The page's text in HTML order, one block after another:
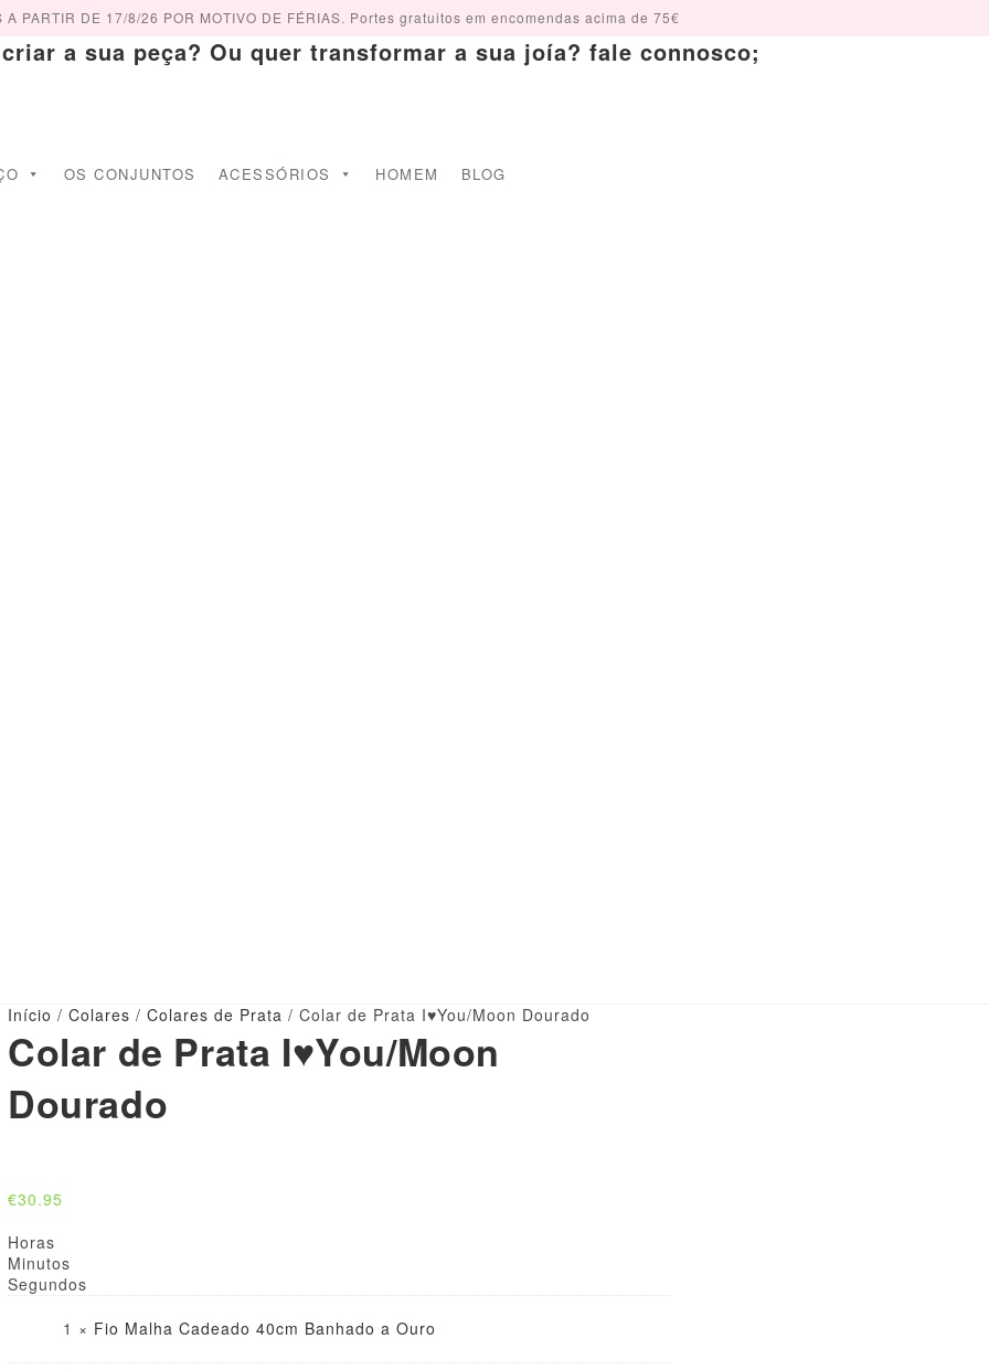
A PARTIR DE 17/8/26 POR MOTIVO DE FÉRIAS. Portes gratuitos em encomendas acima de 75€
a sua peça? Ou quer transformar a sua joía? fale connosco;
OS CONJUNTOS ACESSÓRIOS HOMEM BLOG
Início / Colares / Colares de Prata / Colar de Prata I♥You/Moon Dourado
Colar de Prata I♥You/Moon
Dourado
€30.95
Horas
Minutos
Segundos
1 × Fio Malha Cadeado 40cm Banhado a Ouro